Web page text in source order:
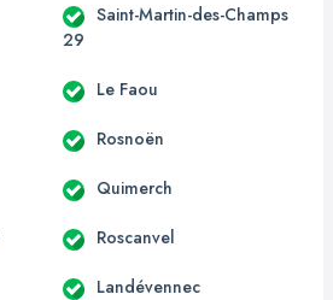
Saint-Martin-des-Champs
29
Le Faou
Rosnoën
Quimerch
Roscanvel
Landévennec